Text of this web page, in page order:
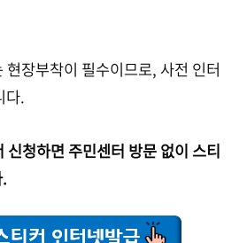
장부착이 필수이므로, 사전 인터
다.
신청하면 주민센터 방문 없이 스티